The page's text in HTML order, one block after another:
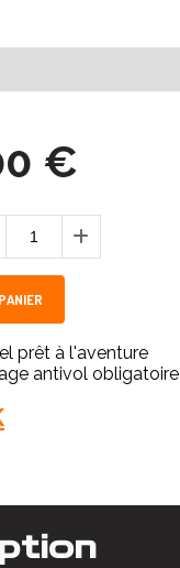
€
prêt à l'aventure
antivol obligatoire